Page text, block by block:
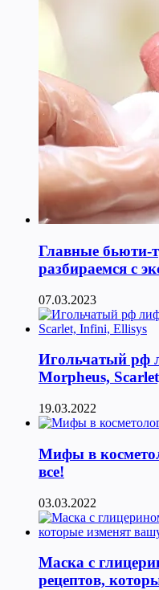
Главные бьюти-
разбираемся с
07.03.2023
Игольчатый рф
Morpheus,
19.03.2022
Мифы в
все!
03.03.2022
Маска с
рецептов,